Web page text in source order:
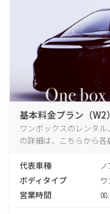
基本料金プラン（W2）
ワンボックスのレンタ
の詳細は、こちらから各
代表車種
ボディタイプ
営業時間